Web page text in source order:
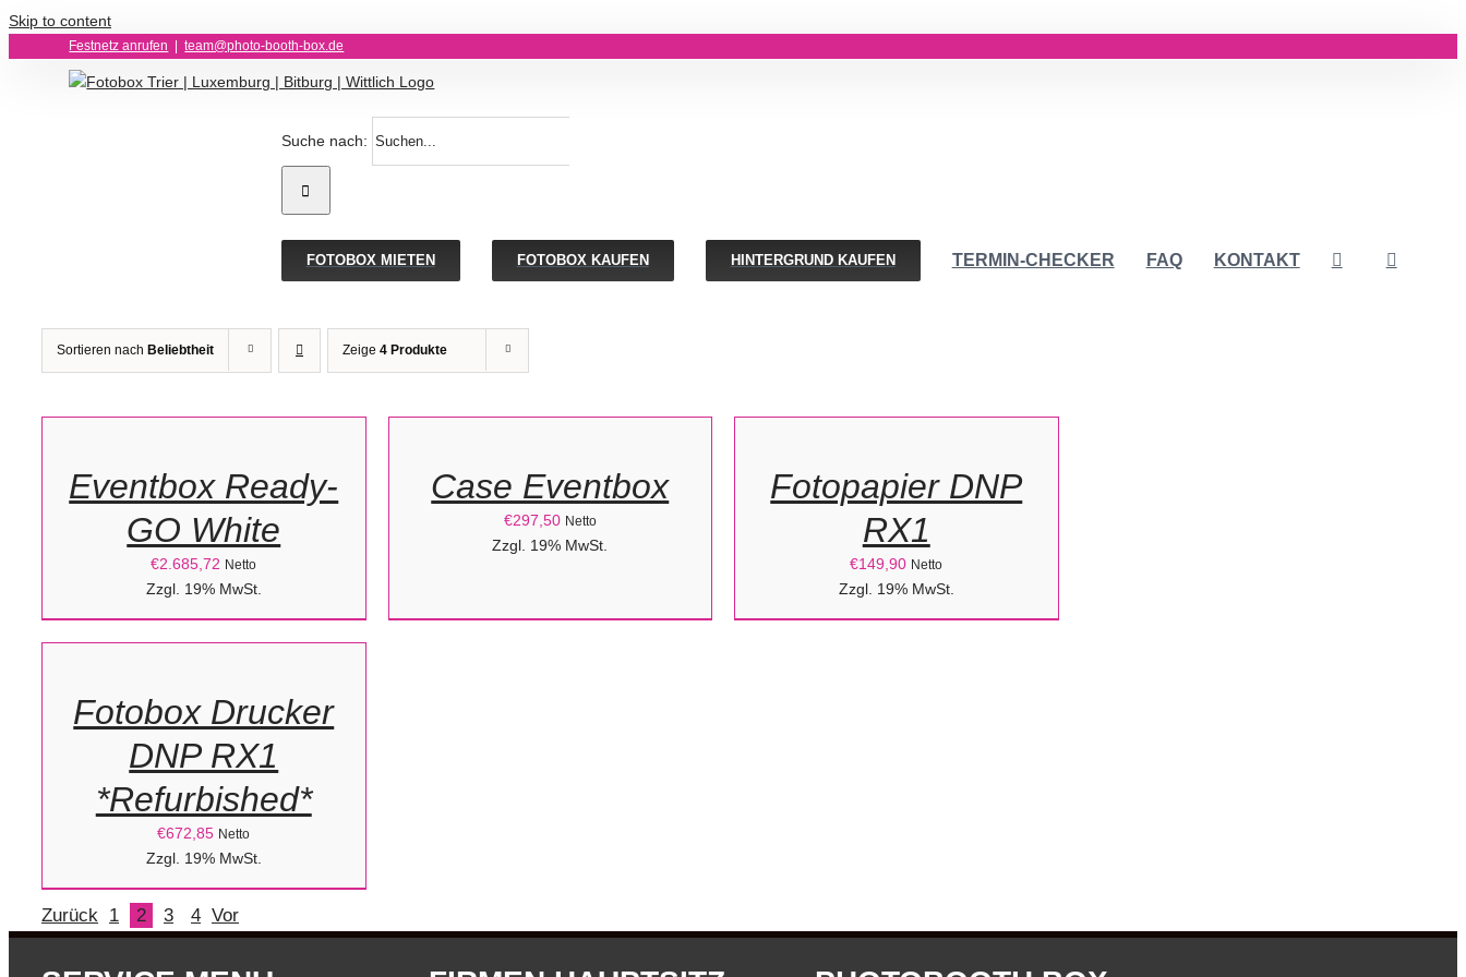
Skip to content
Festnetz anrufen team@photo-booth-box.de
Suche nach:
FOTOBOX MIETEN FOTOBOX KAUFEN HINTERGRUND KAUFEN TERMIN-CHECKER FAQ KONTAKT
Sortieren nach Beliebtheit Zeige 4 Produkte
WÄHLEN
DETAILS
Eventbox Ready-
GO White
€2.685,72 Netto
Zzgl. 19% MwSt.
IN
DETAILS
Case Eventbox
€297,50 Netto
Zzgl. 19% MwSt.
DETAILS
Fotopapier DNP
RX1
€149,90 Netto
Zzgl. 19% MwSt.
DEN
DETAILS
Fotobox Drucker
DNP RX1
*Refurbished*
€672,85 Netto
Zzgl. 19% MwSt.
Zurück 1 2 3 4 Vor